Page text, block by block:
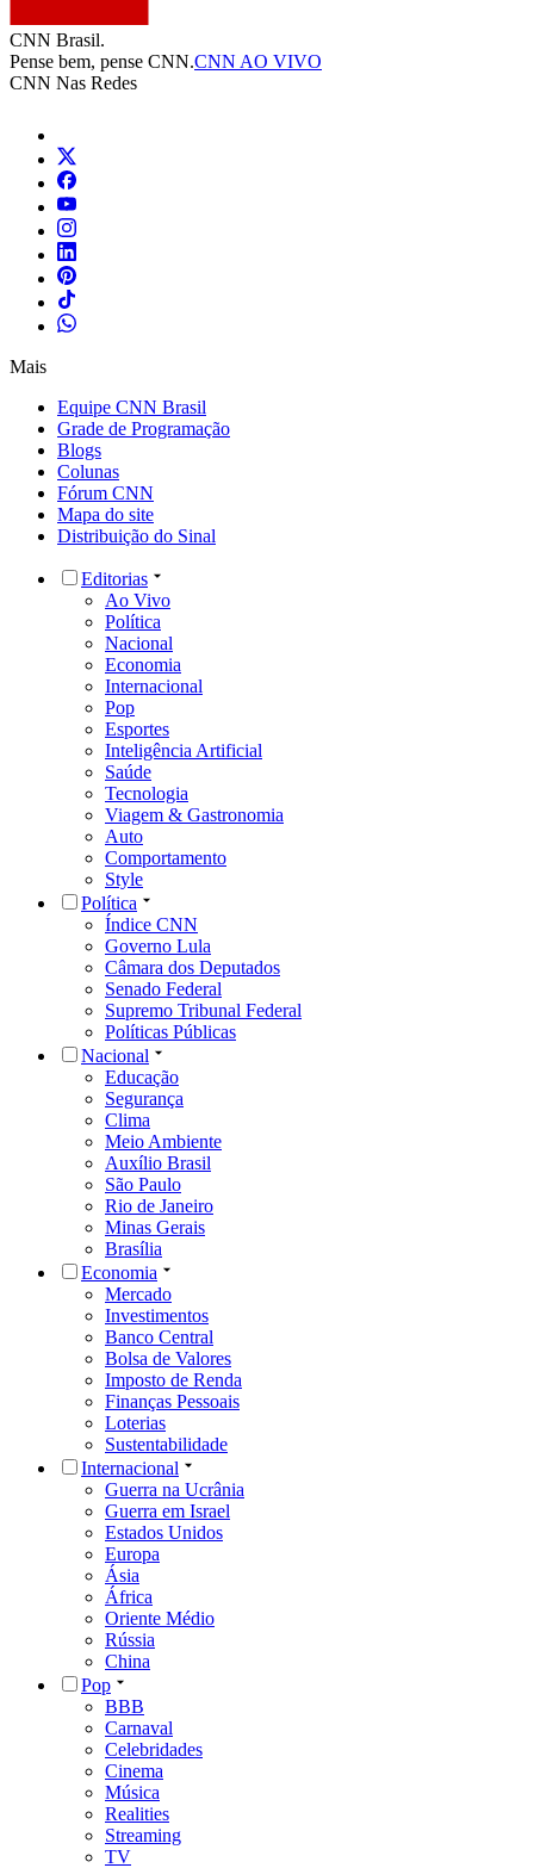
CNN Brasil.
Pense bem, pense CNN.CNN AO VIVO
CNN Nas Redes
Mais
Equipe CNN Brasil
Grade de Programação
Blogs
Colunas
Fórum CNN
Mapa do site
Distribuição do Sinal
Editorias
Ao Vivo
Política
Nacional
Economia
Internacional
Pop
Esportes
Inteligência Artificial
Saúde
Tecnologia
Viagem & Gastronomia
Auto
Comportamento
Style
Política
Índice CNN
Governo Lula
Câmara dos Deputados
Senado Federal
Supremo Tribunal Federal
Políticas Públicas
Nacional
Educação
Segurança
Clima
Meio Ambiente
Auxílio Brasil
São Paulo
Rio de Janeiro
Minas Gerais
Brasília
Economia
Mercado
Investimentos
Banco Central
Bolsa de Valores
Imposto de Renda
Finanças Pessoais
Loterias
Sustentabilidade
Internacional
Guerra na Ucrânia
Guerra em Israel
Estados Unidos
Europa
Ásia
África
Oriente Médio
Rússia
China
Pop
BBB
Carnaval
Celebridades
Cinema
Música
Realities
Streaming
TV